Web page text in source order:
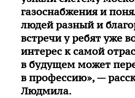
газоснабжения и
людей разный и
встречи у ребят уже
интерес к самой
в будущем может
в профессию», —
Людмила.